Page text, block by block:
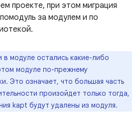
проекте, при этом миграция
за модулем и по
в модуле остались какие-либо
модуле по-прежнему
Это означает, что большая часть
произойдет только тогда,
kapt будут удалены из модуля.